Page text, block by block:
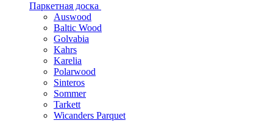
Паркетная доска
Auswood
Baltic Wood
Golvabia
Kahrs
Karelia
Polarwood
Sinteros
Sommer
Tarkett
Wicanders Parquet